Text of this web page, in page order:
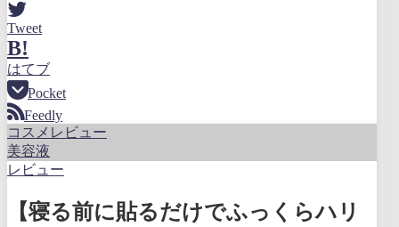
Tweet
B!
はてブ
Pocket
Feedly
コスメレビュー
美容液
レビュー
【寝る前に貼るだけでふっくらハリ